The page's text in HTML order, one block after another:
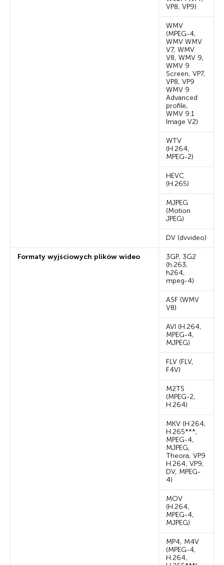
VP8, VP9)
WMV
(MPEG-4,
WMV WMV
V7, WMV
V8, WMV 9,
WMV 9
Screen, VP7,
VP8, VP9
WMV 9
Advanced
profile,
WMV 9.1
Image V2)
WTV
(H.264,
MPEG-2)
HEVC
(H.265)
MJPEG
(Motion
JPEG)
DV (dvvideo)
Formaty wyjściowych plików wideo
3GP, 3G2
(h.263,
h264,
mpeg-4)
ASF (WMV
V8)
AVI (H.264,
MPEG-4,
MJPEG)
FLV (FLV,
F4V)
M2TS
(MPEG-2,
H.264)
MKV (H.264,
H.265***,
MPEG-4,
MJPEG,
Theora, VP9
H.264, VP9,
DV, MPEG-
4)
MOV
(H.264,
MPEG-4,
MJPEG)
MP4, M4V
(MPEG-4,
H.264,